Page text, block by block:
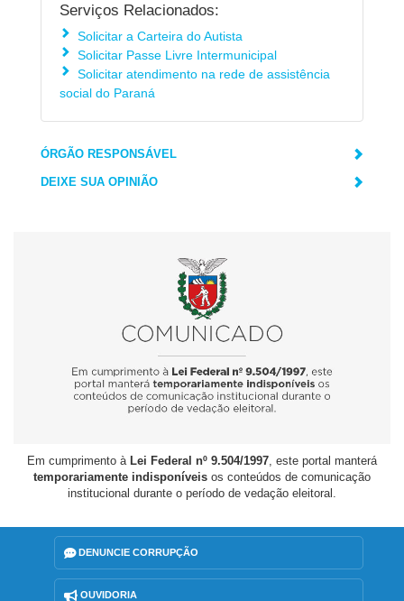
Serviços Relacionados:
Solicitar a Carteira do Autista
Solicitar Passe Livre Intermunicipal
Solicitar atendimento na rede de assistência
social do Paraná
ÓRGÃO RESPONSÁVEL
DEIXE SUA OPINIÃO
Em cumprimento à Lei Federal nº 9.504/1997, este portal manterá
temporariamente indisponíveis os conteúdos de comunicação
institucional durante o período de vedação eleitoral.
DENUNCIE CORRUPÇÃO
OUVIDORIA